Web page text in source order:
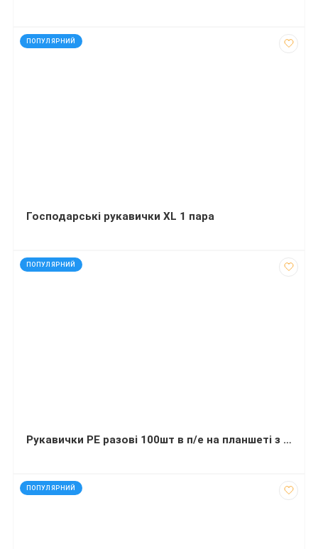
ПОПУЛЯРНИЙ
код: 290281
Господарські рукавички XL 1 пара
ПОПУЛЯРНИЙ
код: 927547
Рукавички РЕ разові 100шт в п/е на планшеті з відр.
ПОПУЛЯРНИЙ
код: 11907